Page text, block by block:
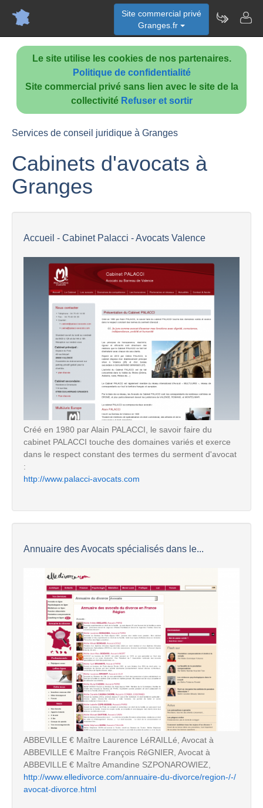
Le site utilise les cookies de nos partenaires.
Politique de confidentialité
Site commercial privé sans lien avec le site de la
collectivité Refuser et sortir
Site commercial privé
Granges.fr
Services de conseil juridique à Granges
Cabinets d'avocats à
Granges
Accueil - Cabinet Palacci - Avocats Valence
Créé en 1980 par Alain PALACCI, le savoir faire du
cabinet PALACCI touche des domaines variés et exerce
dans le respect constant des termes du serment d'avocat
:
http://www.palacci-avocats.com
Annuaire des Avocats spécialisés dans le...
ABBEVILLE € Maître Laurence LéRAILLé, Avocat à
ABBEVILLE € Maître François RéGNIER, Avocat à
ABBEVILLE € Maître Amandine SZPONAROWIEZ,
http://www.elledivorce.com/annuaire-du-divorce/region-/-/
avocat-divorce.html